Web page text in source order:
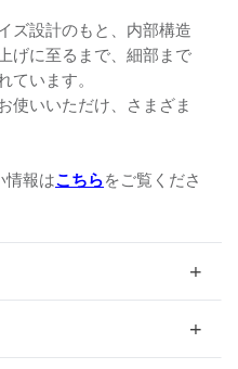
ズ設計のもと、内部構造
げに至るまで、細部まで
ています。
使いいただけ、さまざま
情報はこちらをご覧くださ